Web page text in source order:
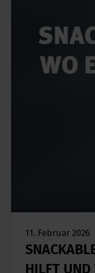
11. Februar 2026
HILFT